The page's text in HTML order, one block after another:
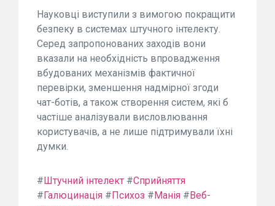
Науковці виступили з вимогою покращити
безпеку в системах штучного інтелекту.
Серед запропонованих заходів вони
вказали на необхідність впровадження
вбудованих механізмів фактичної
перевірки, зменшення надмірної згоди
чат-ботів, а також створення систем, які б
частіше аналізували висловлювання
користувачів, а не лише підтримували їхні
думки.
#Штучний інтелект #Сприйняття
#Галюцинація #Психоз #Манія #Веб-